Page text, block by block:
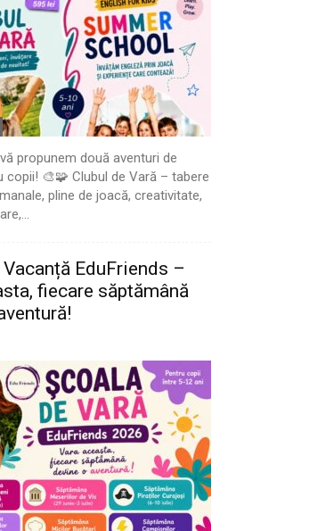
propunem două aventuri de
copii! 🎨🧩 Clubul de Vară – tabere
pline de joacă, creativitate,
EduFriends –
fiecare săptămână